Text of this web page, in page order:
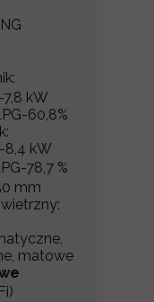
kW
60,8%
8,4 kW
78,7 %
mm
matowe